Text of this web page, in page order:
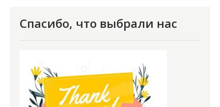
Спасибо, что выбрали нас